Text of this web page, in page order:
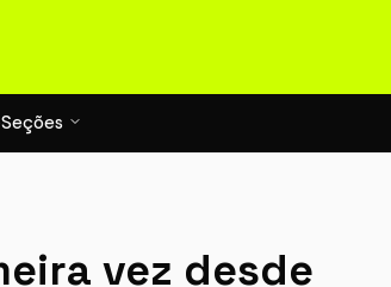
vez desde